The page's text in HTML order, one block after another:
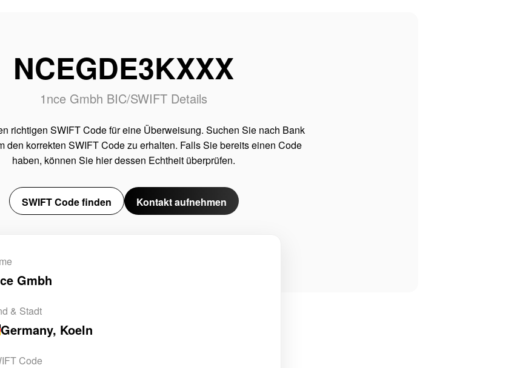
NCEGDE3KXXX
1nce Gmbh BIC/SWIFT Details
richtigen SWIFT Code für eine Überweisung. Suchen Sie nach Bank
den korrekten SWIFT Code zu erhalten. Falls Sie bereits einen Code
haben, können Sie hier dessen Echtheit überprüfen.
SWIFT Code finden Kontakt aufnehmen
Gmbh
& Stadt
Germany, Koeln
Code